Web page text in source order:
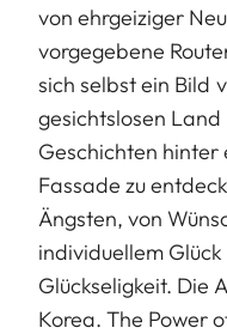
von ehrgeiziger
vorgegebene
sich selbst ein Bild
gesichtslosen
Geschichten
Fassade zu
Ängsten, von
individuellem
Glückseligkeit. Die
Korea. The Power